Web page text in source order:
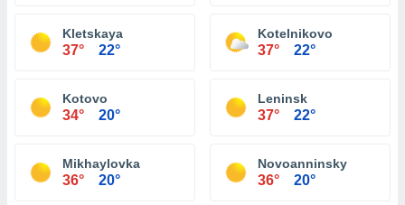
Kletskaya
37° 22°
Kotelnikovo
37° 22°
Kotovo
34° 20°
Leninsk
37° 22°
Mikhaylovka
36° 20°
Novoanninsky
36° 20°